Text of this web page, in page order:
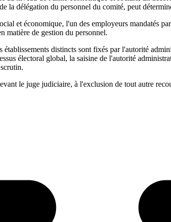
la délégation du personnel du comité, peut
et économique, l'un des employeurs mandatés
matière de gestion du personnel.
distincts sont fixés par l'autorité
électoral global, la saisine de l'autorité
le juge judiciaire, à l'exclusion de tout autre